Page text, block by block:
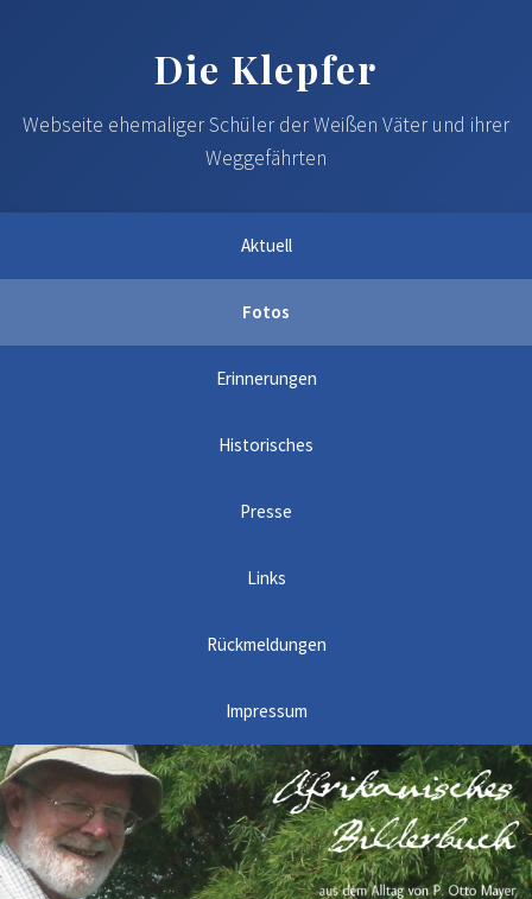
Die Klepfer
Webseite ehemaliger Schüler der Weißen Väter und ihrer
Weggefährten
Aktuell
Fotos
Erinnerungen
Historisches
Presse
Links
Rückmeldungen
Impressum